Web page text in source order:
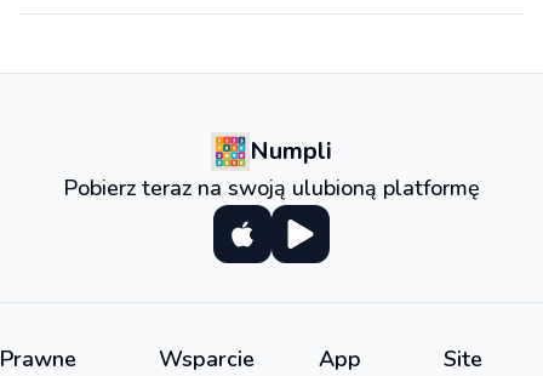
Numpli
Pobierz teraz na swoją ulubioną platformę
Prawne Wsparcie App
Site